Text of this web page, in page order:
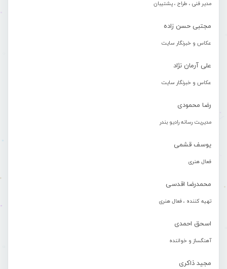
مدیر فنی ، طراح ، پشتیبان
مجتبی حسن زاده
عکاس و خبرنگار سایت
علی آرمان نژاد
عکاس و خبرنگار سایت
رضا محمودی
مدیریت رسانه رادیو بندر
یوسف قشمی
فعال هنری
محمدرضا اقدسی
تهیه کننده ، فعال هنری
اسحق احمدی
آهنگساز و خواننده
مجید ذاکری